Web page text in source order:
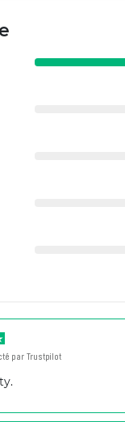
par Trustpilot